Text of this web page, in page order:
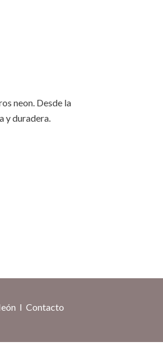
neon. Desde la
y duradera.
I Contacto